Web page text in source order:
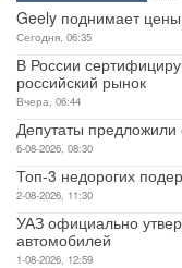
Geely поднимает
Сегодня, 06:35
В России
российский рынок
Вчера, 06:44
Депутаты предложили
6-08-2026, 08:30
Топ-3 недорогих
2-08-2026, 11:30
УАЗ официально
автомобилей
1-08-2026, 12:59